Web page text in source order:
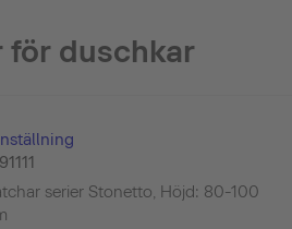
för duschkar
serier Stonetto, Höjd: 80-100